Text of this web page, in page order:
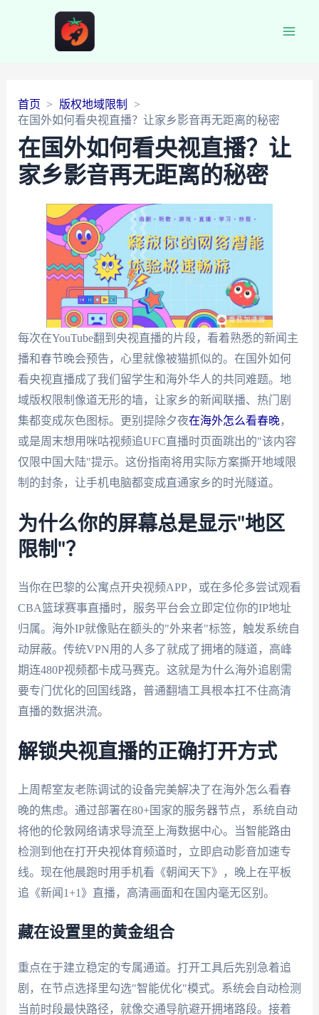
首页
版权地域限制
在国外如何看央视直播？让家乡影音再无距离的秘密
在国外如何看央视直播？让
家乡影音再无距离的秘密
每次在YouTube翻到央视直播的片段，看着熟悉的新闻主
播和春节晚会预告，心里就像被猫抓似的。在国外如何
看央视直播成了我们留学生和海外华人的共同难题。地
域版权限制像道无形的墙，让家乡的新闻联播、热门剧
集都变成灰色图标。更别提除夕夜在海外怎么看春晚，
或是周末想用咪咕视频追UFC直播时页面跳出的"该内容
仅限中国大陆"提示。这份指南将用实际方案撕开地域限
制的封条，让手机电脑都变成直通家乡的时光隧道。
为什么你的屏幕总是显示"地区
限制"？
当你在巴黎的公寓点开央视频APP，或在多伦多尝试观看
CBA篮球赛事直播时，服务平台会立即定位你的IP地址
归属。海外IP就像贴在额头的"外来者"标签，触发系统自
动屏蔽。传统VPN用的人多了就成了拥堵的隧道，高峰
期连480P视频都卡成马赛克。这就是为什么海外追剧需
要专门优化的回国线路，普通翻墙工具根本扛不住高清
直播的数据洪流。
解锁央视直播的正确打开方式
上周帮室友老陈调试的设备完美解决了在海外怎么看春
晚的焦虑。通过部署在80+国家的服务器节点，系统自动
将他的伦敦网络请求导流至上海数据中心。当智能路由
检测到他在打开央视体育频道时，立即启动影音加速专
线。现在他晨跑时用手机看《朝闻天下》，晚上在平板
追《新闻1+1》直播，高清画面和在国内毫无区别。
藏在设置里的黄金组合
重点在于建立稳定的专属通道。打开工具后先别急着追
剧，在节点选择里勾选"智能优化"模式。系统会自动检测
当前时段最快路径，就像交通导航避开拥堵路段。接着